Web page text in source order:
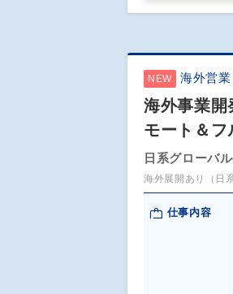
NEW 海外営業
海外事業
モート＆フ
日系グローバ
海外展開あり（日
仕事内容